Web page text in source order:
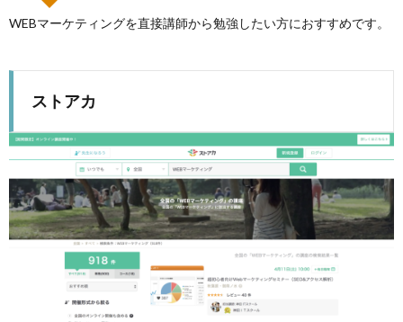
WEBマーケティングを直接講師から勉強したい方におすすめです。
ストアカ